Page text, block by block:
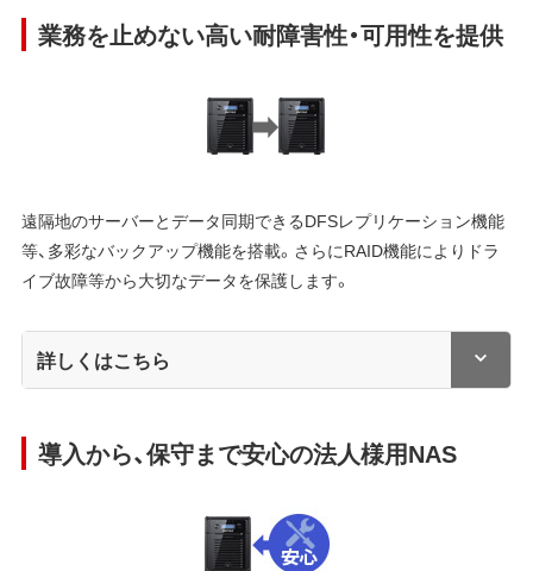
業務を止めない高い耐障害性・可用性を提供
遠隔地のサーバーとデータ同期できるDFSレプリケーション機能
等、多彩なバックアップ機能を搭載。さらにRAID機能によりドラ
イブ故障等から大切なデータを保護します。
詳しくはこちら
導入から、保守まで安心の法人様用NAS